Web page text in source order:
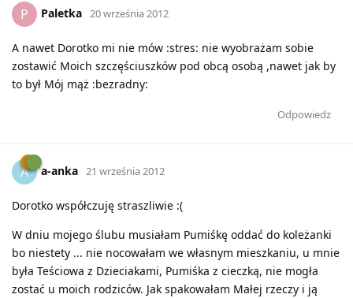
P Paletka 20 września 2012
A nawet Dorotko mi nie mów :stres: nie wyobrażam sobie
zostawić Moich szczęściuszków pod obcą osobą ,nawet jak by
to był Mój mąż :bezradny:
Odpowiedz
A a-anka 21 września 2012
Dorotko współczuję straszliwie :(
W dniu mojego ślubu musiałam Pumiśkę oddać do koleżanki
bo niestety ... nie nocowałam we własnym mieszkaniu, u mnie
była Teściowa z Dzieciakami, Pumiśka z cieczką, nie mogła
zostać u moich rodziców. Jak spakowałam Małej rzeczy i ją